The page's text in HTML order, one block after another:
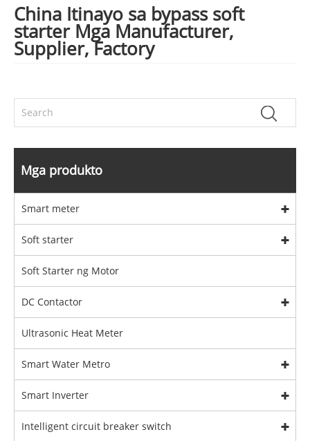
China Itinayo sa bypass soft
starter Mga Manufacturer,
Supplier, Factory
Mga produkto
Smart meter
Soft starter
Soft Starter ng Motor
DC Contactor
Ultrasonic Heat Meter
Smart Water Metro
Smart Inverter
Intelligent circuit breaker switch